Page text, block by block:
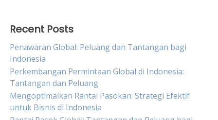
Recent Posts
Penawaran Global: Peluang dan Tantangan bagi
Indonesia
Perkembangan Permintaan Global di Indonesia:
Tantangan dan Peluang
Mengoptimalkan Rantai Pasokan: Strategi Efektif
untuk Bisnis di Indonesia